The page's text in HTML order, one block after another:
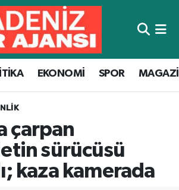
EKONOMİ SPOR
çarpan
sürücüsü
kaza kamerada
Durumu ve Fikstür
Haberleri